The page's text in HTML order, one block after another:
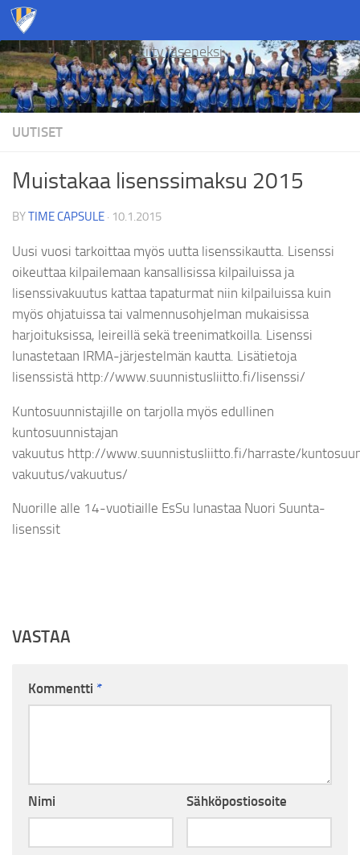
Skip to content
Liity jäseneksi
UUTISET
Muistakaa lisenssimaksu 2015
BYTIME CAPSULE · 10.1.2015
Uusi vuosi tarkoittaa myös uutta lisenssikautta. Lisenssi
oikeuttaa kilpailemaan kansallisissa kilpailuissa ja
lisenssivakuutus kattaa tapaturmat niin kilpailuissa kuin
myös ohjatuissa tai valmennusohjelman mukaisissa
harjoituksissa, leireillä sekä treenimatkoilla. Lisenssi
lunastetaan IRMA-järjestelmän kautta. Lisätietoja
lisenssistä http://www.suunnistusliitto.fi/lisenssi/
Kuntosuunnistajille on tarjolla myös edullinen
kuntosuunnistajan
vakuutus http://www.suunnistusliitto.fi/harraste/
vakuutus/vakuutus/
Nuorille alle 14-vuotiaille EsSu lunastaa Nuori Suunta-
lisenssit
VASTAA
Kommentti *
Nimi Sähköpostiosoite